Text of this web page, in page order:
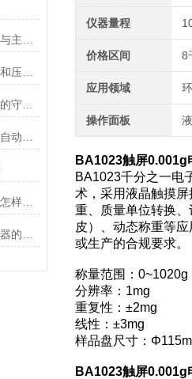
一平方冷冻干燥机的制冷剂流程和压缩空气流程
高压灭菌锅的工作原理和优点是怎样的？
仪器量程
价格区间 8
应用领域
操作面板
BA1023触屏0.001g
BA1023千分之一电
术，采用液晶触摸
重、质量单位转换
皮）、动态称重等
或生产的合规要求。
称量范围：0~1020g
分辨率：1mg
重复性：±2mg
线性：±3mg
样品盘尺寸：
BA1023触屏0.001g